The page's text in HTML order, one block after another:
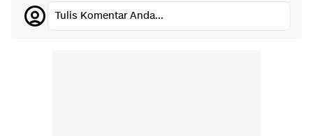
Tulis Komentar Anda...